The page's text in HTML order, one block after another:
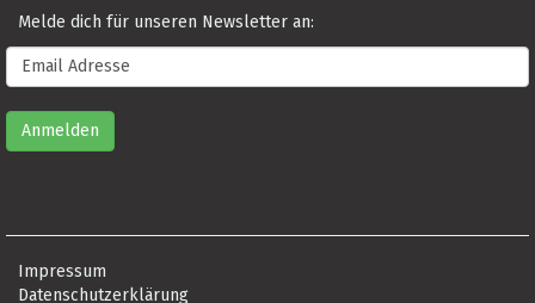
Melde dich für unseren Newsletter an:
Impressum
Datenschutzerklärung